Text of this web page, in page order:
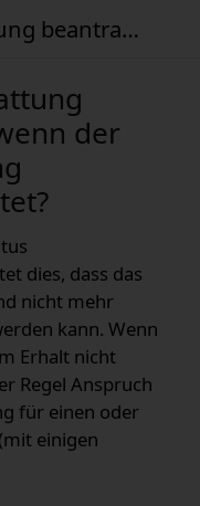
beantragt
lautet?
der
dies, dass das
nicht mehr
kann. Wenn
Erhalt nicht
Regel Anspruch
für einen oder
einigen